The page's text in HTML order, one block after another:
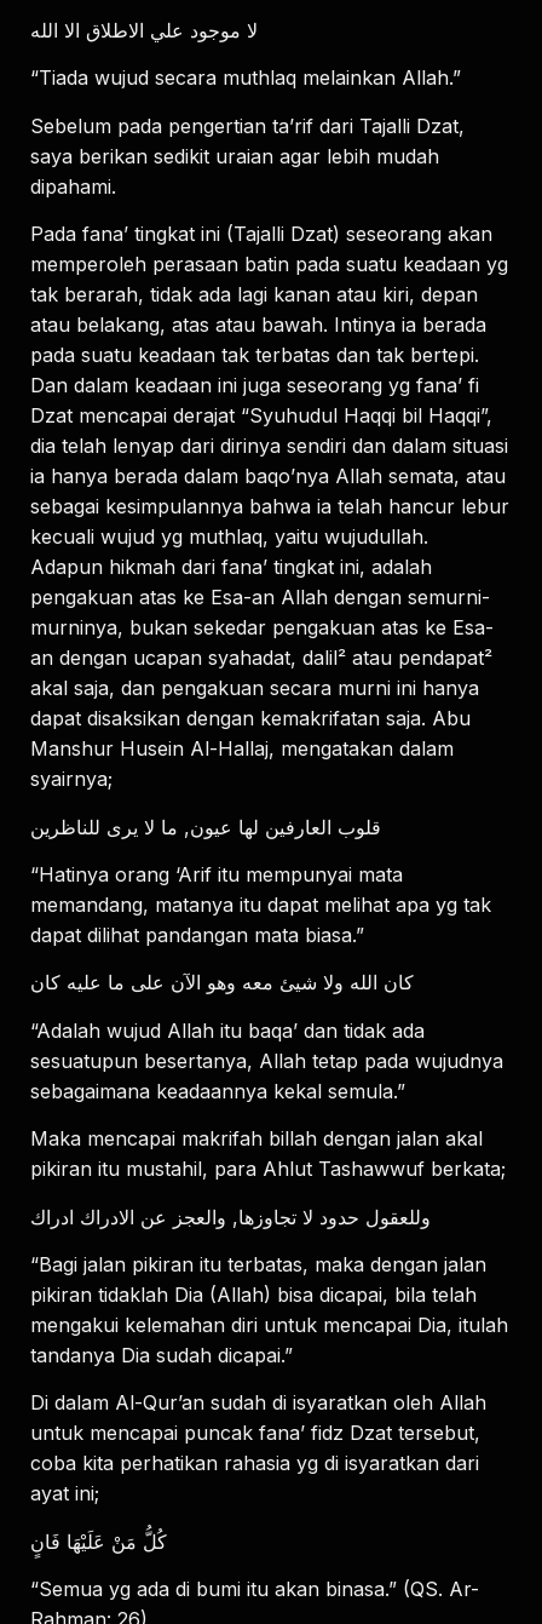
لا موجود علي الاطلاق الا الله
“Tiada wujud secara muthlaq melainkan Allah.”
Sebelum pada pengertian ta’rif dari Tajalli Dzat,
saya berikan sedikit uraian agar lebih mudah
dipahami.
Pada fana’ tingkat ini (Tajalli Dzat) seseorang akan
memperoleh perasaan batin pada suatu keadaan yg
tak berarah, tidak ada lagi kanan atau kiri, depan
atau belakang, atas atau bawah. Intinya ia berada
pada suatu keadaan tak terbatas dan tak bertepi.
Dan dalam keadaan ini juga seseorang yg fana’ fi
Dzat mencapai derajat “Syuhudul Haqqi bil Haqqi”,
dia telah lenyap dari dirinya sendiri dan dalam situasi
ia hanya berada dalam baqo’nya Allah semata, atau
sebagai kesimpulannya bahwa ia telah hancur lebur
kecuali wujud yg muthlaq, yaitu wujudullah.
Adapun hikmah dari fana’ tingkat ini, adalah
pengakuan atas ke Esa-an Allah dengan semurni-
murninya, bukan sekedar pengakuan atas ke Esa-
an dengan ucapan syahadat, dalil² atau pendapat²
akal saja, dan pengakuan secara murni ini hanya
dapat disaksikan dengan kemakrifatan saja. Abu
Manshur Husein Al-Hallaj, mengatakan dalam
syairnya;
قلوب العارفين لها عيون, ما لا يرى للناظرين
“Hatinya orang ‘Arif itu mempunyai mata
memandang, matanya itu dapat melihat apa yg tak
dapat dilihat pandangan mata biasa.”
كان الله ولا شيئ معه وهو الآن على ما عليه كان
“Adalah wujud Allah itu baqa’ dan tidak ada
sesuatupun besertanya, Allah tetap pada wujudnya
sebagaimana keadaannya kekal semula.”
Maka mencapai makrifah billah dengan jalan akal
pikiran itu mustahil, para Ahlut Tashawwuf berkata;
وللعقول حدود لا تجاوزها, والعجز عن الادراك ادراك
“Bagi jalan pikiran itu terbatas, maka dengan jalan
pikiran tidaklah Dia (Allah) bisa dicapai, bila telah
mengakui kelemahan diri untuk mencapai Dia, itulah
tandanya Dia sudah dicapai.”
Di dalam Al-Qur’an sudah di isyaratkan oleh Allah
untuk mencapai puncak fana’ fidz Dzat tersebut,
coba kita perhatikan rahasia yg di isyaratkan dari
ayat ini;
كُلُّ مَنْ عَلَيْهَا فَانٍ
“Semua yg ada di bumi itu akan binasa.” (QS. Ar-